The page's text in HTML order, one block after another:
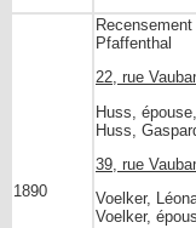
1890
Pfaffenthal
22, rue
Huss,
Huss,
39, rue
Voelker,
Voelker,